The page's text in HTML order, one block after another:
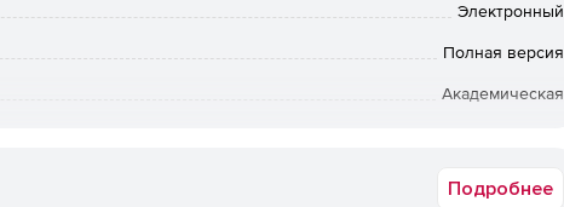
изображений (Image Sequence).
Электронный
Полная версия
Академическая
Подробнее